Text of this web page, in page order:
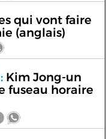
qui vont faire
(anglais)
Kim Jong-un
fuseau horaire